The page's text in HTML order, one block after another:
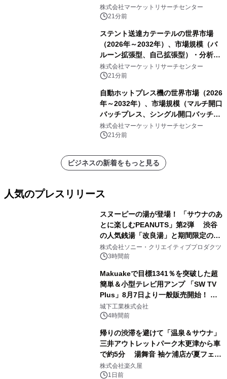
株式会社マーケットリサーチセンター
21分前
ステント送達カテーテルの世界市場
（2026年～2032年）、市場規模（バ
ルーン拡張型、自己拡張型）・分析レ
ポートを発表
株式会社マーケットリサーチセンター
21分前
自動ホットプレス機の世界市場（2026
年～2032年）、市場規模（マルチ開口
バッチプレス、シングル開口バッチプ
レス、連続ホットプレスライン、真空
成形、その他）・分析レポートを発表
株式会社マーケットリサーチセンター
21分前
ビジネスの新着をもっと見る
人気のプレスリリース
スヌーピーの湯が登場！ 「サウナのあ
とに楽しむPEANUTS」第2弾 渋谷
の人気銭湯「改良湯」と期間限定のコ
ラボレーション サウナイキタイコラ
ボグッズも発売決定！
株式会社ソニー・クリエイティブプロダクツ
3時間前
Makuakeで目標1341％を突破した超
簡単＆小型テレビ用アンプ 「SW TV
Plus」8月7日より一般販売開始！ ケ
ーブル1本つなぐだけ、テレビの音が
ぐっと豊かに
城下工業株式会社
4時間前
帰りの渋滞を避けて「温泉＆サウナ」
三井アウトレットパーク木更津から車
で約5分 湯舞音 袖ケ浦店が夏フェア
メニューを提供
株式会社楽久屋
1日前